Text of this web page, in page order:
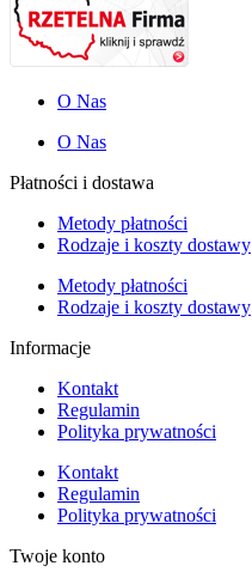
O Nas
O Nas
Płatności i dostawa
Metody płatności
Rodzaje i koszty dostawy
Metody płatności
Rodzaje i koszty dostawy
Informacje
Kontakt
Regulamin
Polityka prywatności
Kontakt
Regulamin
Polityka prywatności
Twoje konto